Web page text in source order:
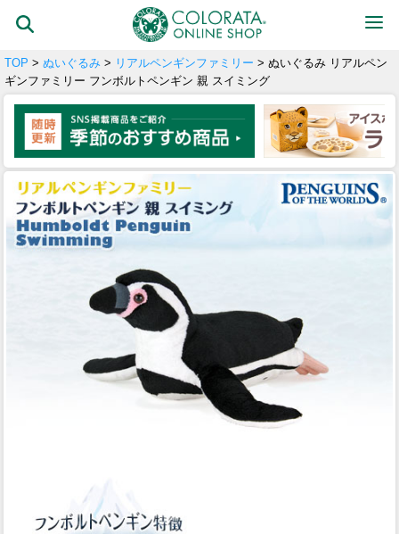
TOP > ぬいぐるみ > リアルペンギンファミリー > ぬいぐるみ リアルペン
ギンファミリー フンボルトペンギン 親 スイミング